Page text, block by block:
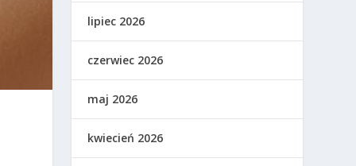
lipiec 2026
czerwiec 2026
maj 2026
kwiecień 2026